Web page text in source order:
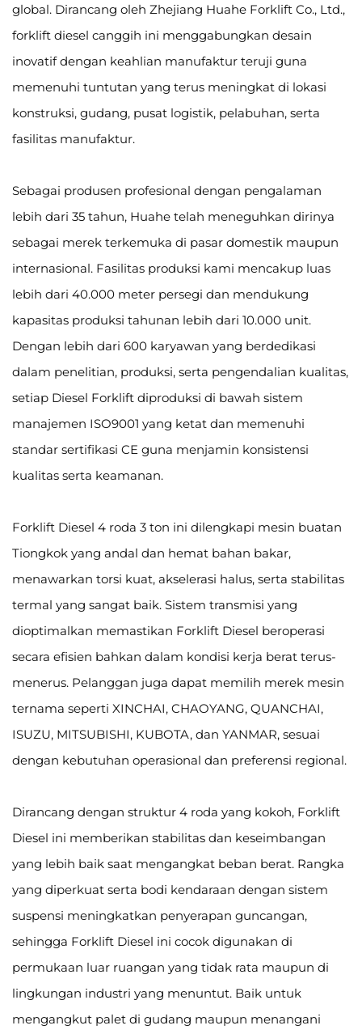
global. Dirancang oleh Zhejiang Huahe Forklift Co., Ltd.,
forklift diesel canggih ini menggabungkan desain
inovatif dengan keahlian manufaktur teruji guna
memenuhi tuntutan yang terus meningkat di lokasi
konstruksi, gudang, pusat logistik, pelabuhan, serta
fasilitas manufaktur.
Sebagai produsen profesional dengan pengalaman
lebih dari 35 tahun, Huahe telah meneguhkan dirinya
sebagai merek terkemuka di pasar domestik maupun
internasional. Fasilitas produksi kami mencakup luas
lebih dari 40.000 meter persegi dan mendukung
kapasitas produksi tahunan lebih dari 10.000 unit.
Dengan lebih dari 600 karyawan yang berdedikasi
dalam penelitian, produksi, serta pengendalian kualitas,
setiap Diesel Forklift diproduksi di bawah sistem
manajemen ISO9001 yang ketat dan memenuhi
standar sertifikasi CE guna menjamin konsistensi
kualitas serta keamanan.
Forklift Diesel 4 roda 3 ton ini dilengkapi mesin buatan
Tiongkok yang andal dan hemat bahan bakar,
menawarkan torsi kuat, akselerasi halus, serta stabilitas
termal yang sangat baik. Sistem transmisi yang
dioptimalkan memastikan Forklift Diesel beroperasi
secara efisien bahkan dalam kondisi kerja berat terus-
menerus. Pelanggan juga dapat memilih merek mesin
ternama seperti XINCHAI, CHAOYANG, QUANCHAI,
ISUZU, MITSUBISHI, KUBOTA, dan YANMAR, sesuai
dengan kebutuhan operasional dan preferensi regional.
Dirancang dengan struktur 4 roda yang kokoh, Forklift
Diesel ini memberikan stabilitas dan keseimbangan
yang lebih baik saat mengangkat beban berat. Rangka
yang diperkuat serta bodi kendaraan dengan sistem
suspensi meningkatkan penyerapan guncangan,
sehingga Forklift Diesel ini cocok digunakan di
permukaan luar ruangan yang tidak rata maupun di
lingkungan industri yang menuntut. Baik untuk
mengangkut palet di gudang maupun menangani